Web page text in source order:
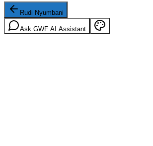
Rudi Nyumbani
Ask GWF AI Assistant